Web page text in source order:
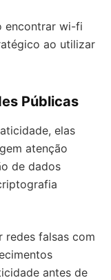
encontrar wi-fi
ao utilizar
Públicas
elas
atenção
de dados
redes falsas com
antes de